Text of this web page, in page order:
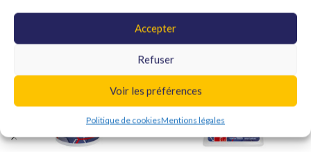
Accepter
Refuser
Voir les préférences
Politique de cookiesMentions légales